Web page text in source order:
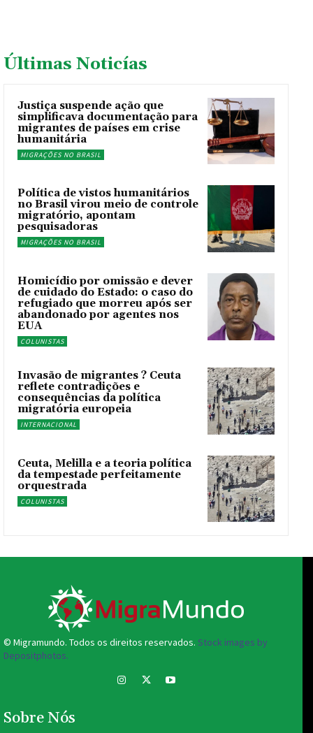
Últimas Noticías
Justiça suspende ação que
simplificava documentação para
migrantes de países em crise
humanitária
MIGRAÇÕES NO BRASIL
Política de vistos humanitários
no Brasil virou meio de controle
migratório, apontam
pesquisadoras
MIGRAÇÕES NO BRASIL
Homicídio por omissão e dever
de cuidado do Estado: o caso do
refugiado que morreu após ser
abandonado por agentes nos
EUA
COLUNISTAS
Invasão de migrantes ? Ceuta
reflete contradições e
consequências da política
migratória europeia
INTERNACIONAL
Ceuta, Melilla e a teoria política
da tempestade perfeitamente
orquestrada
COLUNISTAS
© Migramundo. Todos os direitos reservados. Stock images by
Depositphotos.
Sobre Nós